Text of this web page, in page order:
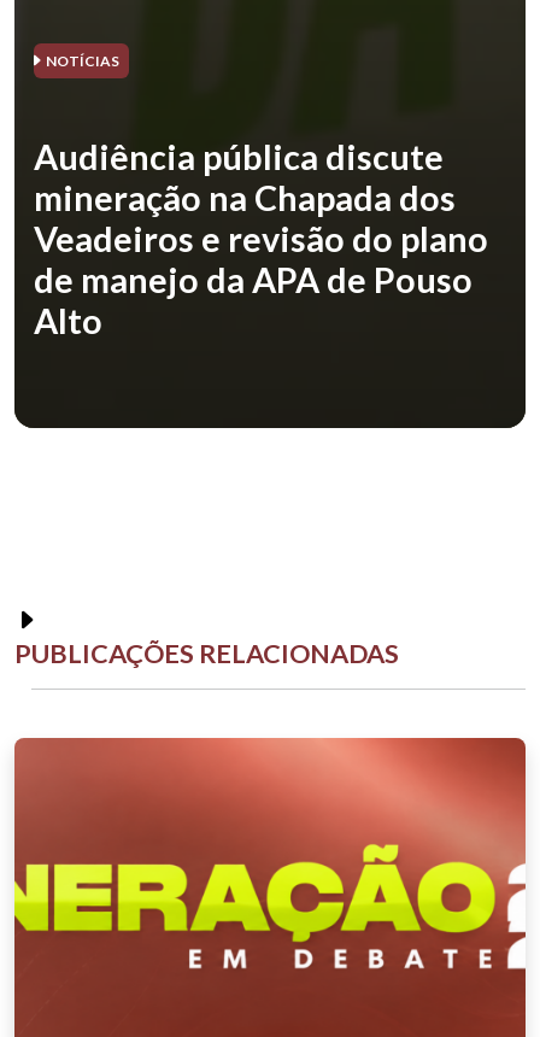
NOTÍCIAS
Audiência pública discute
mineração na Chapada dos
Veadeiros e revisão do plano
de manejo da APA de Pouso
Alto
PUBLICAÇÕES RELACIONADAS